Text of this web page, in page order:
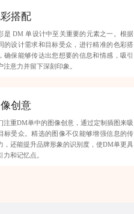
搭配
是 DM 单设计中至关重要的元素之一。根据
的设计需求和目标受众，进行精准的色彩搭
确保能够传达出您想要的信息和情感，吸引
注意力并留下深刻印象。
创意
注重DM单中的图像创意，通过定制插图来吸
标受众。精选的图像不仅能够增强信息的传
，还能提升品牌形象的识别度，使DM单更具
力和记忆点。